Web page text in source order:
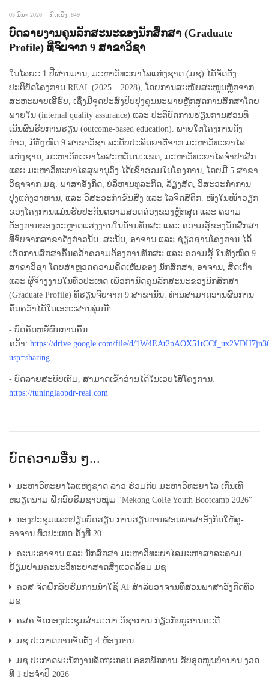
05 ມີນາ 2026 ກົດເບິ່ງ: 849
ບົດລາຍງານຄຸນລັກສະນະຂອງນັກສຶກສາ (Graduate
Profile) ທີ່ຈົບຈາກ 9 ສາຂາວິຊາ
ໃນໄລຍະ 1 ປີຜ່ານມານ, ມະຫາວິທະຍາໄລແຫ່ງຊາດ (ມຊ) ໄດ້ຈັດຕັ້ງ
ປະຕິບັດໂຄງການ REAL (2025 – 2028), ໂດຍການສະໜັບສະໜູນຫຼັກຈາກ
ສະຫະພາບເອີຣົບ, ເຊິ່ງມີຈຸດປະສົງປັບປຸງຄຸນນະພາບຫຼັກສູດການສຶກສາໂດຍ
ພາຍໃນ (internal quality assurance) ແລະ ປະຕິບັດການຮຽນການສອນທີ່
ເນັ້ນຜົນຮັບການຮຽນ (outcome-based education). ພາຍໃຕໂຄງການດັ່ງ
ກ່າວ, ມີທັງໝົດ 9 ສາຂາວິຊາ ລະດັບປະລິນຍາຕີຈາກ ມະຫາວິທະຍາໄລ
ແຫ່ງຊາດ, ມະຫາວິທະຍາໄລສະຫວັນນະເຂດ, ມະຫາວິທະຍາໄລຈໍາປາສັກ
ແລະ ມະຫາວິທະຍາໄລສຸພານຸວົງ ໄດ້ເຂົາຮ່ວມໃນໂຄງການ, ໂດຍມີ 5 ສາຂາ
ວິຊາຈາກ ມຊ: ພາສາອັງກິດ, ບໍລິຫານທຸລະກິດ, ລ້ຽງສັດ, ວິສະວະກໍາການ
ປຸງແຕ່ງອາຫານ, ແລະ ວິສະວະກໍາຂົນສົ່ງ ແລະ ໂລຈິດສ໌ຕິກ. ໜຶ່ງໃນໜ້າວຽກ
ຂອງໂຄງການແມ່ນຮັບປະກັນຄວາມສອດຄ່ອງຂອງຫຼັກສູດ ແລະ ຄວາມ
ຕ້ອງການຂອງຕະຫຼາດແຮງງານໃນດ້ານທັກສະ ແລະ ຄວາມຮູ້ຂອງນັກສຶກສາ
ທີ່ຈົບຈາກສາຂາດັ່ງກ່າວນັ້ນ. ສະນັ້ນ, ອາຈານ ແລະ ຊ່ຽວຊານໂຄງການ ໄດ້
ເຮັດການສຶກສາຄົ້ນຄວ້າຄວາມຕ້ອງການທັກສະ ແລະ ຄວາມຮູ້ ໃນທັງໝົດ 9
ສາຂາວິຊາ ໂດຍສໍາຫຼວດຄວາມຄິດເຫັນຂອງ ນັກສຶກສາ, ອາຈານ, ສິດເກົ່າ
ແລະ ຜູ້ຈ້າງງານໃນທົ່ວປະເທດ ເພື່ອກໍານົດຄຸນລັກສະນະຂອງນັກສຶກສາ
(Graduate Profile) ທີ່ຮຽນຈົບຈາກ 9 ສາຂານັ້ນ. ທ່ານສາມາດອ່ານຜົນການ
ຄົ້ນຄວ້າໄດ້ໃນເອກະສານລຸ່ມນີ້:
- ບົດຄັດຫຍໍ້ຜົນການຄົ້ນ
ຄວ້າ: https://drive.google.com/file/d/
usp=sharing
- ບົດລາຍສະບັບເຕັມ, ສາມາດເຂົ້າອ່ານໄດ້ໃນເວບໄສ໌ໂຄງການ:
https://tuninglaopdr-real.com
ບົດຄວາມອື່ນ ໆ...
ມະຫາວິທະຍາໄລແຫ່ງຊາດ ລາວ ຮ່ວມກັບ ມະຫາວິທະຍາໄລ ເກິ່ນເທີ
ຫວຽດນາມ ຝຶກອົບຮົມຊາວໜຸ່ມ "Mekong CoRe Youth Bootcamp 2026"
ກອງປະຊຸມແລກປ່ຽນບົດຮຽນ ການຮຽນການສອນພາສາອັງກິດໃຫ້ຄູ-
ອາຈານ ທົ່ວປະເທດ ຄັ້ງທີ 20
ຄະນະອາຈານ ແລະ ນັກສຶກສາ ມະຫາວິທະຍາໄລມະຫາສາລະຄາມ
ຢ້ຽມຢາມຄະນະວິທະຍາສາດສິ່ງແວດລ້ອມ ມຊ
ຄອສ ຈັດຝຶກອົບຮົມການນຳໃຊ້ AI ສໍາລັບອາຈານທີ່ສອນພາສາອັງກິດທົ່ວ
ມຊ
ຄສຄ ຈັດກອງປະຊຸມສຳມະນາ ວິຊາການ ກ່ຽວກັບບູຮານຄະດີ
ມຊ ປະກາດການຈັດຕັ້ງ 4 ຫ້ອງການ
ມຊ ປະກາດພະນັກງານລັດຖະກອນ ອອກພັກການ-ຮັບອຸດໜູນບຳນານ ງວດ
ທີ 1 ປະຈຳປີ 2026